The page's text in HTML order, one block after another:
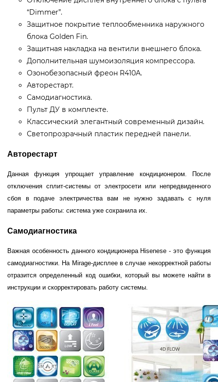
“Dimmer”.
Защитное покрытие теплообменника наружного
блока Golden Fin.
Защитная накладка на вентили внешнего блока.
Дополнительная шумоизоляция компрессора.
Озонобезопасный фреон R410A.
Авторестарт.
Самодиагностика.
Пульт ДУ в комплекте.
Классический элегантный современный дизайн.
Светопрозрачный пластик передней панели.
Авторестарт
Данная функция упрощает управление кондиционером. После
отключения сплит-системы от электросети или непредвиденного
сбоя в подаче электричества вам не нужно задавать с нуля
параметры работы: система уже сохранила их.
Самодиагностика
Важная особенность данного кондиционера Hisenese - это функция
самодиагностики. На Mirage-дисплее в случае некорректной работы
отразится определенный код ошибки, который вы можете найти в
инструкции и скорректировать работу системы.